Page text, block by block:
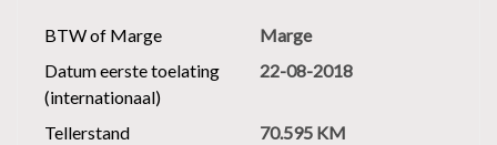
BTW of Marge
Marge
Datum eerste toelating
(internationaal)
22-08-2018
Tellerstand
70.595 KM